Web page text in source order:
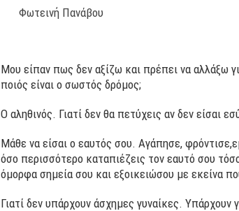
Φωτεινή Πανάβου
Μου είπαν πως δεν αξίζω και πρέπει να
ποιός είναι ο σωστός δρόμος;
Ο αληθινός. Γιατί δεν θα πετύχεις αν δεν είσαι
Μάθε να είσαι ο εαυτός σου. Αγάπησε,
όσο περισσότερο καταπιέζεις τον εαυτό σου
όμορφα σημεία σου και εξοικειώσου με εκείνα
Γιατί δεν υπάρχουν άσχημες γυναίκες.